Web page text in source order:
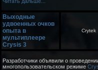
Выходные
удвоенных очков
опыта в
мультиплеере
Crysis 3
Crytek
Разработчики объявили о
многопользовательском режиме